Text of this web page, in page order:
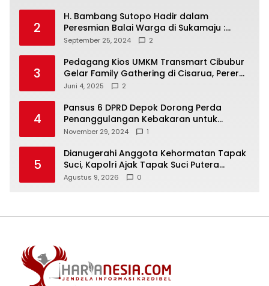
2
H. Bambang Sutopo Hadir dalam
Peresmian Balai Warga di Sukamaju :
Wadah Baru untuk Kolaborasi dan
September 25, 2024 2
3
Pedagang Kios UMKM Transmart Cibubur
Gelar Family Gathering di Cisarua, Pererat
Silaturahmi dan Kekompakan
Juni 4, 2025 2
4
Pansus 6 DPRD Depok Dorong Perda
Penanggulangan Kebakaran untuk
Keselamatan Warga
November 29, 2024 1
5
Dianugerahi Anggota Kehormatan Tapak
Suci, Kapolri Ajak Tapak Suci Putera
Muhammadiyah Bersinergi dengan Polri
Agustus 9, 2026 0